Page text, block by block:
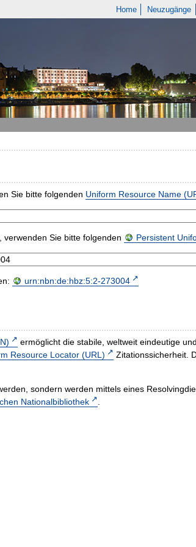
Home Neuzugänge
Sie bitte folgenden Uniform Resource Name
verwenden Sie bitte folgenden Persistent
urn:nbn:de:hbz:5:2-273004
ermöglicht die stabile, weltweit eindeutige
Resource Locator (URL)
Zitationssicherheit.
sondern werden mittels eines
Nationalbibliothek .